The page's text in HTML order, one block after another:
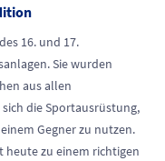
16. und 17.
Sie wurden
aus allen
die Sportausrüstung,
Gegner zu nutzen.
heute zu einem richtigen